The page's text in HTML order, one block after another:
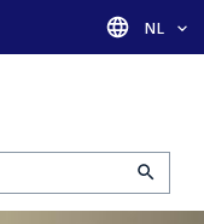
Taal
NL